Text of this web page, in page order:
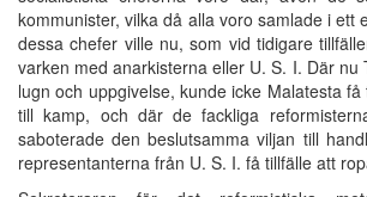
kommunister, vilka då alla voro samlade i ett
dessa chefer ville nu, som vid tidigare
varken med anarkisterna eller U. S. I. Där nu
lugn och uppgivelse, kunde icke Malatesta
till kamp, och där de fackliga
saboterade den beslutsamma viljan till
representanterna från U. S. I. få tillfälle att